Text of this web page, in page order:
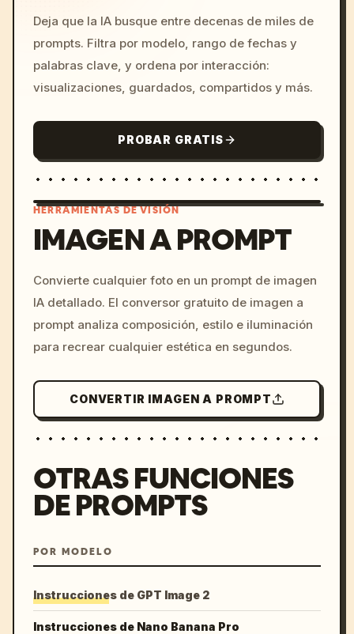
Deja que la IA busque entre decenas de miles de
prompts. Filtra por modelo, rango de fechas y
palabras clave, y ordena por interacción:
visualizaciones, guardados, compartidos y más.
PROBAR GRATIS
c, cyberpunk sunset, neon
colors, 8k --v 6.0
HERRAMIENTAS DE VISIÓN
IMAGEN A PROMPT
Convierte cualquier foto en un prompt de imagen
IA detallado. El conversor gratuito de imagen a
prompt analiza composición, estilo e iluminación
para recrear cualquier estética en segundos.
CONVERTIR IMAGEN A PROMPT
OTRAS FUNCIONES
DE PROMPTS
POR MODELO
Instrucciones de GPT Image 2
Instrucciones de Nano Banana Pro